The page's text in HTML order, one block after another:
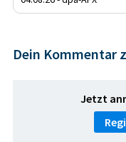
Dein Kommentar
Jetzt